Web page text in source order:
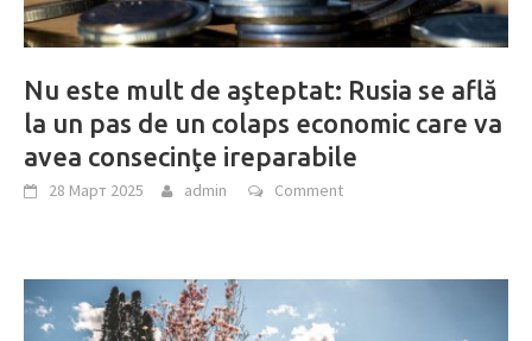
Nu este mult de aşteptat: Rusia se află
la un pas de un colaps economic care va
avea consecinţe ireparabile
28 Март 2025 admin Comment